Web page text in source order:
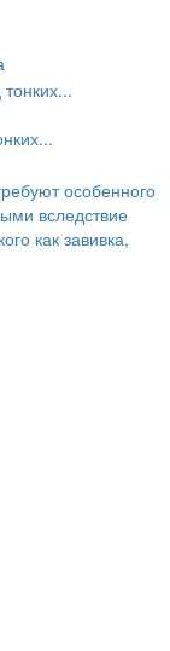
особенного
вследствие
как завивка,